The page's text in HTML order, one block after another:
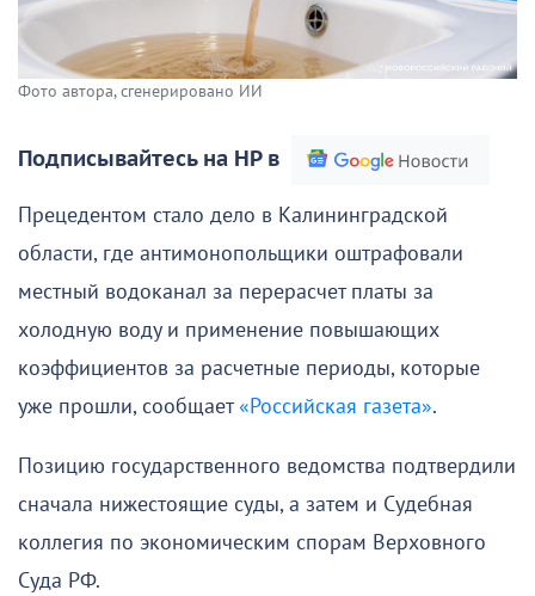
Фото автора, сгенерировано ИИ
Подписывайтесь на НР в
Прецедентом стало дело в Калининградской
области, где антимонопольщики оштрафовали
местный водоканал за перерасчет платы за
холодную воду и применение повышающих
коэффициентов за расчетные периоды, которые
уже прошли, сообщает«Российская газета».
Позицию государственного ведомства подтвердили
сначала нижестоящие суды, а затем и Судебная
коллегия по экономическим спорам Верховного
Суда РФ.